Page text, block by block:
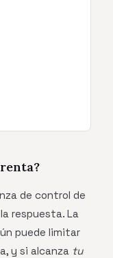
de control de
respuesta. La
puede limitar
y si alcanza tu